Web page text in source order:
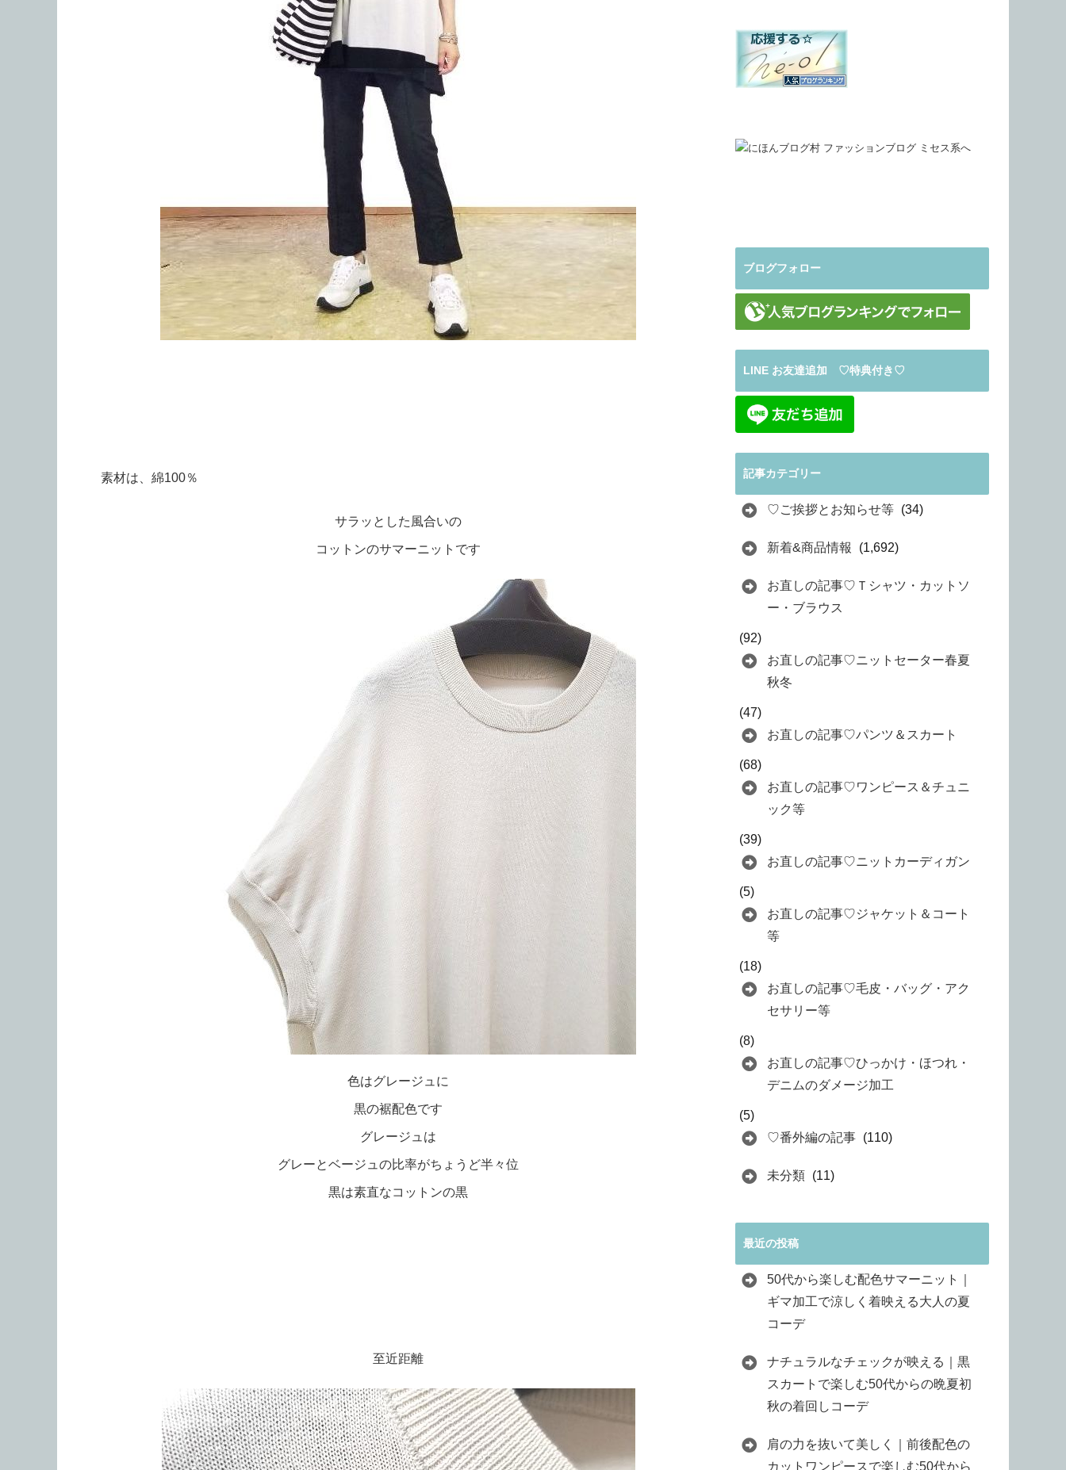
素材は、綿100％
サラッとした風合いの
コットンのサマーニットです
色はグレージュに
黒の裾配色です
グレージュは
グレーとベージュの比率がちょうど半々位
黒は素直なコットンの黒
至近距離
ブログフォロー
LINE お友達追加 ♡特典付き♡
記事カテゴリー
♡ご挨拶とお知らせ等 (34)
新着&商品情報 (1,692)
お直しの記事♡Ｔシャツ・カットソ
ー・ブラウス
(92)
お直しの記事♡ニットセーター春夏
秋冬
(47)
お直しの記事♡パンツ＆スカート
(68)
お直しの記事♡ワンピース＆チュニ
ック等
(39)
お直しの記事♡ニットカーディガン
(5)
お直しの記事♡ジャケット＆コート
等
(18)
お直しの記事♡毛皮・バッグ・アク
セサリー等
(8)
お直しの記事♡ひっかけ・ほつれ・
デニムのダメージ加工
(5)
♡番外編の記事 (110)
未分類 (11)
最近の投稿
50代から楽しむ配色サマーニット｜
ギマ加工で涼しく着映える大人の夏
コーデ
ナチュラルなチェックが映える｜黒
スカートで楽しむ50代からの晩夏初
秋の着回しコーデ
肩の力を抜いて美しく｜前後配色の
カットワンピースで楽しむ50代から